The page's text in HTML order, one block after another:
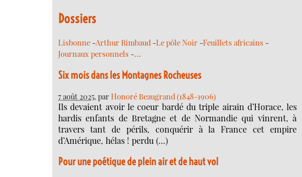
Dossiers
Lisbonne -Arthur Rimbaud -Le pôle Noir -Feuillets africains -
Journaux personnels -…
Six mois dans les Montagnes Rocheuses
7 août 2025, parHonoré Beaugrand (1848-1906)
Ils devaient avoir le coeur bardé du triple airain d’Horace, les
hardis enfants de Bretagne et de Normandie qui vinrent, à
travers tant de périls, conquérir à la France cet empire
d’Amérique, hélas ! perdu (…)
Pour une poétique de plein air et de haut vol